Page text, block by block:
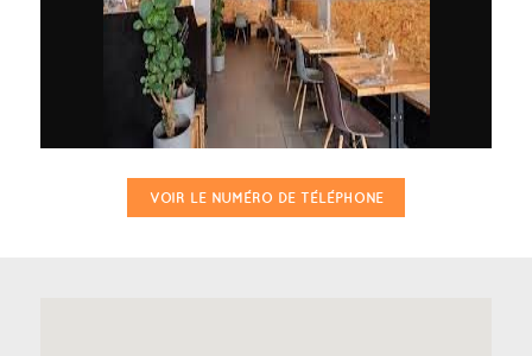
VOIR LE NUMÉRO DE TÉLÉPHONE